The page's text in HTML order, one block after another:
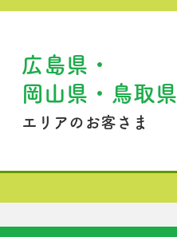
広島県・
岡山県・鳥取県
エリアのお客さま